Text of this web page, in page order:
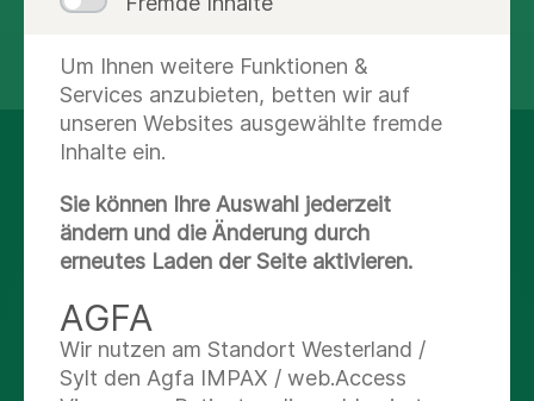
teilen tweet
BLEIBEN
X
Um Ihnen weitere Funktionen &
Services anzubieten, betten wir auf
unseren Websites ausgewählte fremde
Inhalte ein.
Sie können Ihre Auswahl jederzeit
ändern und die Änderung durch
erneutes Laden der Seite aktivieren.
AGFA
Wir nutzen am Standort Westerland /
Sylt den Agfa IMPAX / web.Access